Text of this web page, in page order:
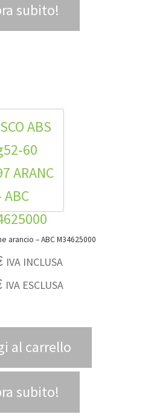
subito!
Elmetto di protezione arancio – ABC M34625000
IVA INCLUSA
IVA ESCLUSA
al carrello
subito!